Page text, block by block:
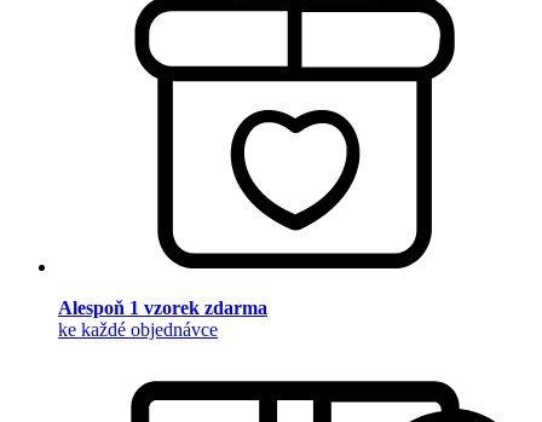
Alespoň 1 vzorek zdarma
ke každé objednávce